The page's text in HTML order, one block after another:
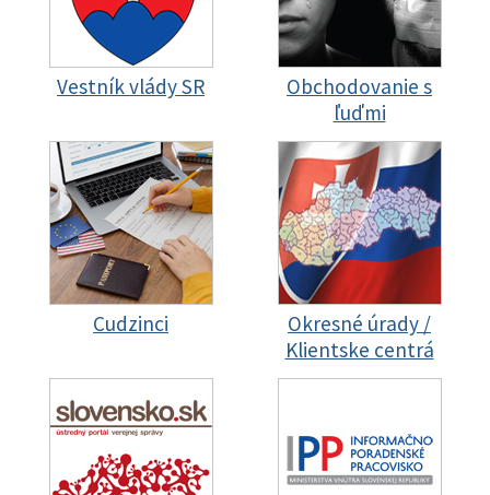
Vestník vlády SR
Obchodovanie s
ľuďmi
Cudzinci
Okresné úrady /
Klientske centrá